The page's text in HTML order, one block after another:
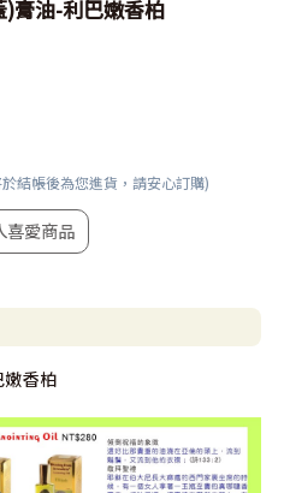
膏油-利巴嫩香柏
結帳後為您進貨，請安心訂購)
喜愛商品
香柏